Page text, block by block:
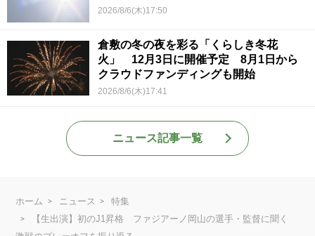
2026/8/6(木)17:50
倉敷の冬の夜を彩る「くらしき冬花
火」 12月3日に開催予定 8月1日から
クラウドファンディングも開始
2026/8/6(木)17:41
ニュース記事一覧
ホーム ニュース
特集
【生出演】初のJ1昇格 ファジアーノ岡山の選手・監督に聞く